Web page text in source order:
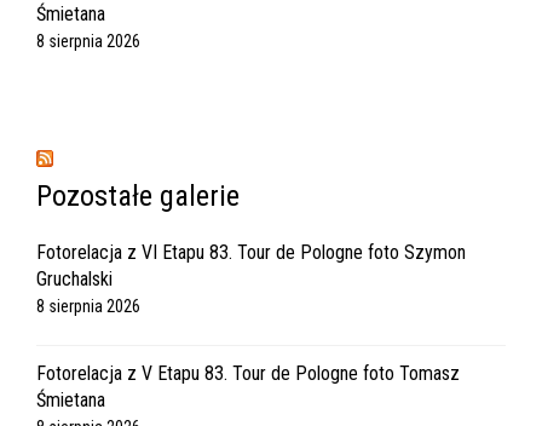
Śmietana
8 sierpnia 2026
Pozostałe galerie
Fotorelacja z VI Etapu 83. Tour de Pologne foto Szymon
Gruchalski
8 sierpnia 2026
Fotorelacja z V Etapu 83. Tour de Pologne foto Tomasz
Śmietana